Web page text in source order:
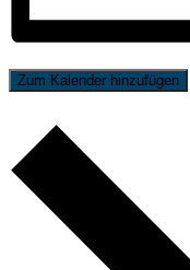
Zum Kalender hinzufügen